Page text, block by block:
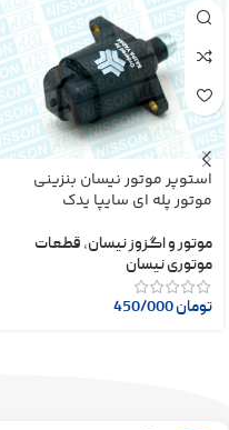
استوپر موتور نیسان بنزینی
موتور پله ای سایپا یدک
موتور و اگزوز نیسان, قطعات
موتوری نیسان
تومان